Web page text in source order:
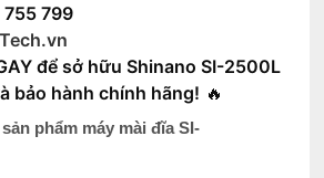
799
để sở hữu Shinano SI-2500L
bảo hành chính hãng! 🔥
phẩm máy mài đĩa SI-